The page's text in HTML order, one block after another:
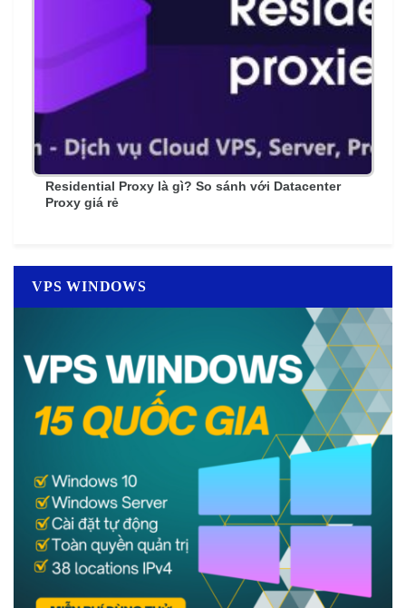
Residential Proxy là gì? So sánh với Datacenter
Proxy giá rẻ
VPS WINDOWS